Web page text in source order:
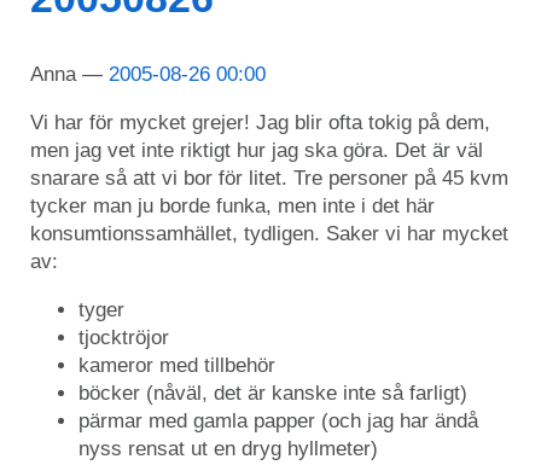
Anna 2005-08-26 00:00
Vi har för mycket grejer! Jag blir ofta tokig på dem,
men jag vet inte riktigt hur jag ska göra. Det är väl
snarare så att vi bor för litet. Tre personer på 45 kvm
tycker man ju borde funka, men inte i det här
konsumtionssamhället, tydligen. Saker vi har mycket
av:
tyger
tjocktröjor
kameror med tillbehör
böcker (nåväl, det är kanske inte så farligt)
pärmar med gamla papper (och jag har ändå
nyss rensat ut en dryg hyllmeter)